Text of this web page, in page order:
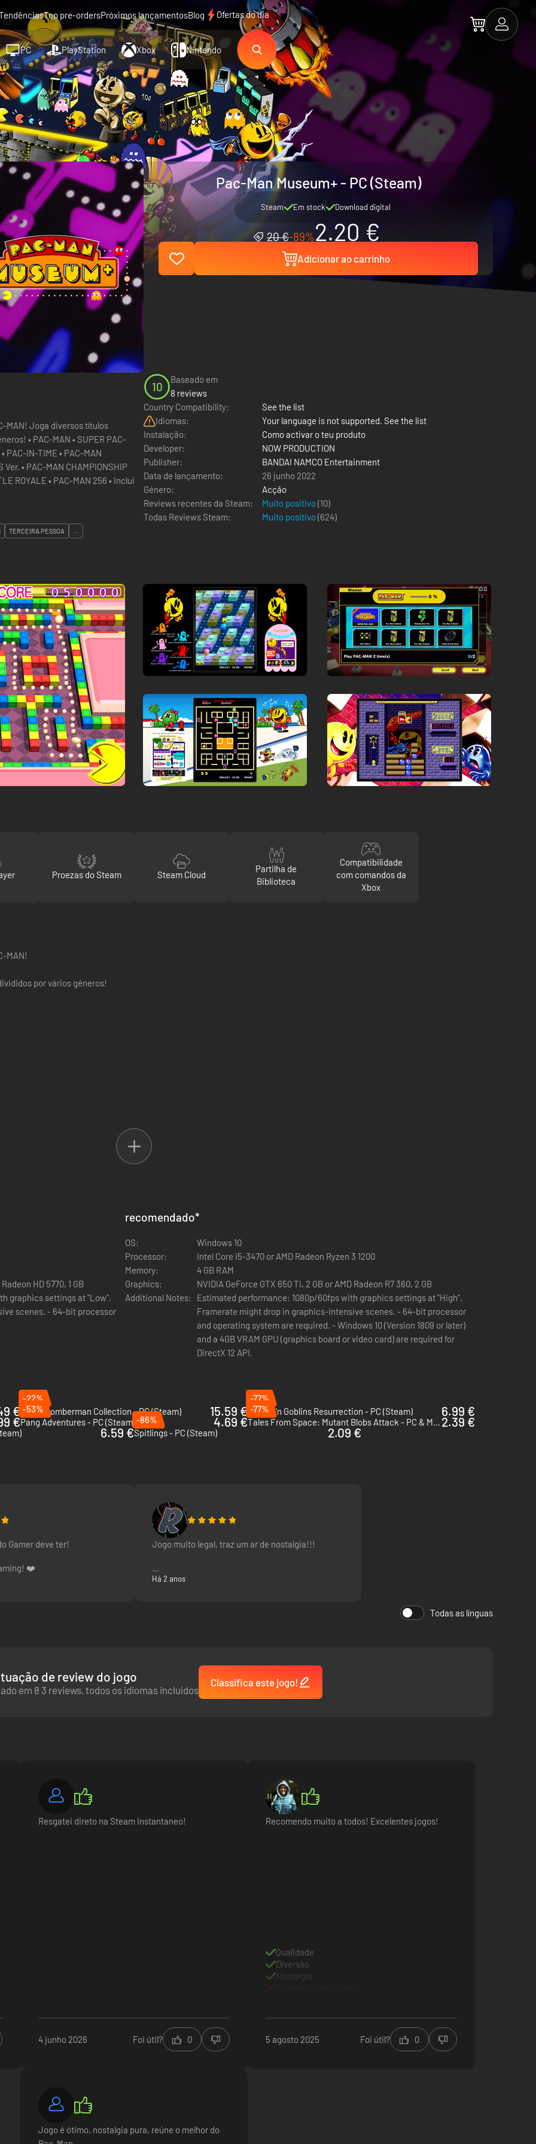
Top pre-ordersPróximos lançamentosBlog Ofertas do dia
PC PlayStation Xbox Nintendo
Pac-Man Museum+ - PC (Steam)
Steam Em stock Download digital
20 €-89%2.20 €
Adicionar ao carrinho
títulos
PAC-
PAC-IN-TIME • PAC-MAN
Ver. • PAC-MAN CHAMPIONSHIP
• PAC-MAN 256 • Inclui
10
Baseado em
8 reviews
Country Compatibility:
See the list
Idiomas:
Your language is not supported. See the list
Instalação:
Como activar o teu produto
Developer:
NOW PRODUCTION
Publisher:
BANDAI NAMCO Entertainment
Data de lançamento:
26 junho 2022
Género:
Acção
Reviews recentes da Steam:
Muito positivo(10)
Todas Reviews Steam:
Muito positivo(624)
TERCEIRA PESSOA ...
Proezas do Steam Steam Cloud
Partilha de
Biblioteca
Compatibilidade
com comandos da
Xbox
MAN!
por vários géneros!
algo para todos!
no modo multijogador local! Existem mesmo jogos onde dois jogadores podem jogar à vez, por isso todos podem desfrutar do
HD 5770, 1 GB
graphics settings at "Low".
bit processor
recomendado*
OS:
Windows 10
Processor:
Intel Core i5-3470 or AMD Radeon Ryzen 3 1200
Memory:
4 GB RAM
Graphics:
NVIDIA GeForce GTX 650 Ti, 2 GB or AMD Radeon R7 360, 2 GB
Additional Notes:
Estimated performance: 1080p/60fps with graphics settings at "High".
Framerate might drop in graphics-intensive scenes. - 64-bit processor
and operating system are required. - Windows 10 (Version 1809 or later)
and a 4GB VRAM GPU (graphics board or video card) are required for
DirectX 12 API.
€
-22%
Super Bomberman Collection - PC (Steam)
15.59 €
-77%
Ghosts 'n Goblins Resurrection - PC (Steam)
6.99 €
€
-53%
Pang Adventures - PC (Steam)
4.69 €
-77%
Tales From Space: Mutant Blobs Attack - PC & Mac (Steam) 2.39 €
6.59 €
-86%
Spitlings - PC (Steam)
2.09 €
Gamer deve ter!
❤️
Jogo muito legal, traz um ar de nostalgia!!!
Há 2 anos
Todas as línguas
de review do jogo
em 8 3 reviews, todos os idiomas incluídos
Classifica este jogo!
Resgatei direto na Steam Instantaneo!
4 junho 2026 Foi útil? 0
Recomendo muito a todos! Excelentes jogos!
Qualidade
Diversão
Nostalgia
5 agosto 2025 Foi útil? 0
Jogo é ótimo, nostalgia pura, reúne o melhor do